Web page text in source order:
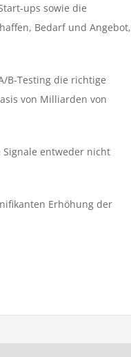
ups sowie die
Bedarf und Angebot,
B-Testing die richtige
von Milliarden von
entweder nicht
Erhöhung der